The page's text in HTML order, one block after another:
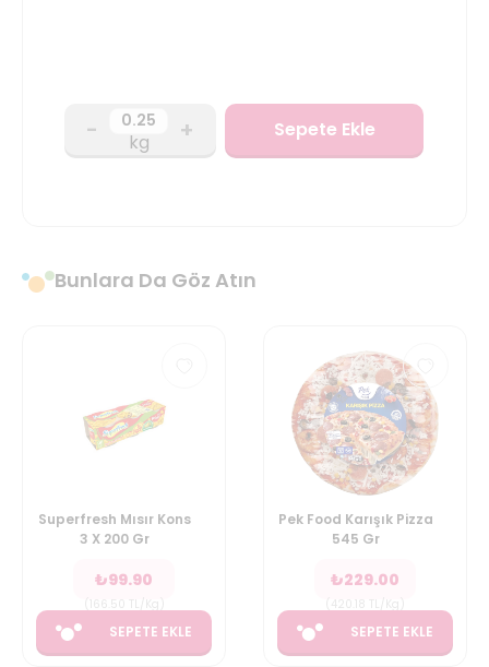
- kg + Sepete Ekle
Bunlara Da Göz Atın
Superfresh Mısır Kons
3 X 200 Gr
₺99.90
SEPETE EKLE
Pek Food Karışık Pizza
545 Gr
₺229.00
SEPETE EKLE